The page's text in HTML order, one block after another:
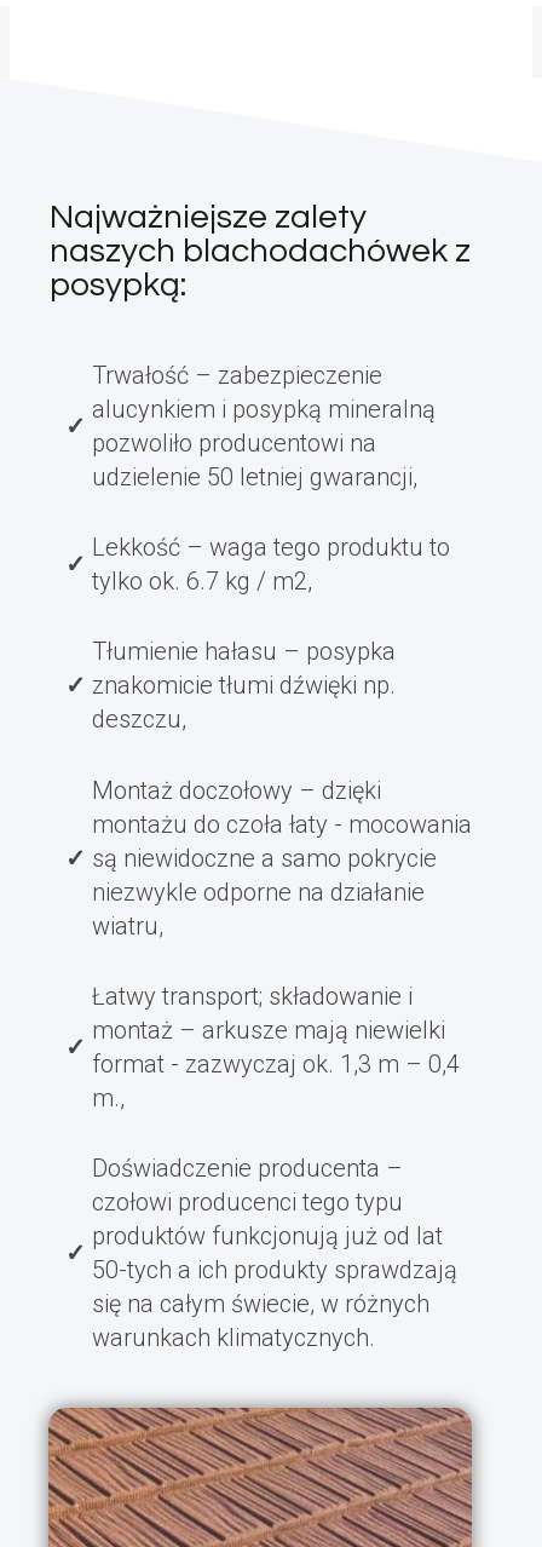
Najważniejsze zalety
naszych blachodachówek z
posypką:
Trwałość – zabezpieczenie
alucynkiem i posypką mineralną
pozwoliło producentowi na
udzielenie 50 letniej gwarancji,
Lekkość – waga tego produktu to
tylko ok. 6.7 kg / m2,
Tłumienie hałasu – posypka
znakomicie tłumi dźwięki np.
deszczu,
Montaż doczołowy – dzięki
montażu do czoła łaty - mocowania
są niewidoczne a samo pokrycie
niezwykle odporne na działanie
wiatru,
Łatwy transport; składowanie i
montaż – arkusze mają niewielki
format - zazwyczaj ok. 1,3 m – 0,4
m.,
Doświadczenie producenta –
czołowi producenci tego typu
produktów funkcjonują już od lat
50-tych a ich produkty sprawdzają
się na całym świecie, w różnych
warunkach klimatycznych.